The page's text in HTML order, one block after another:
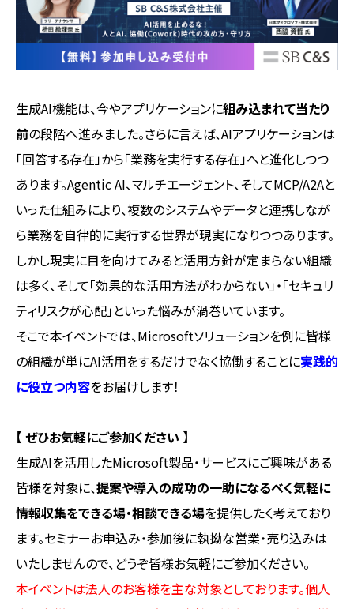
生成AI機能は、今やアプリケーションに組み込まれて当たり
前の段階へ進みました。さらに言えば、AIアプリケーションは
「回答する存在」から「業務を実行する存在」へと進化しつつ
あります。Agentic AI、マルチエージェント、そしてMCP/A2Aと
いった仕組みにより、複数のシステムやデータと連携しなが
ら業務を自律的に実行する世界が現実になりつつあります。
しかし現実に目を向けてみると活用方針が定まらない組織
は多く、そして「効果的な活用方法がわからない」・「セキュリ
ティリスクが心配」といった悩みが渦巻いています。
そこで本イベントでは、Microsoftソリューションを例に皆様
の組織が単にAI活用をするだけでなく協働することに実践的
に役立つ内容をお届けします！
【 ぜひお気軽にご参加ください 】
生成AIを活用したMicrosoft製品・サービスにご興味がある
皆様を対象に、提案や導入の成功の一助になるべく気軽に
情報収集をできる場・相談できる場を提供したく考えており
ます。セミナーお申込み・参加後に執拗な営業・売り込みは
いたしませんので、どうぞ皆様お気軽にご参加ください。
本イベントは法人のお客様を主な対象としております。個人